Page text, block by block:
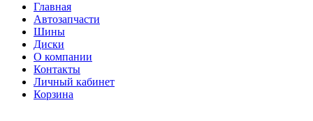
Главная
Автозапчасти
Шины
Диски
О компании
Контакты
Личный кабинет
Корзина